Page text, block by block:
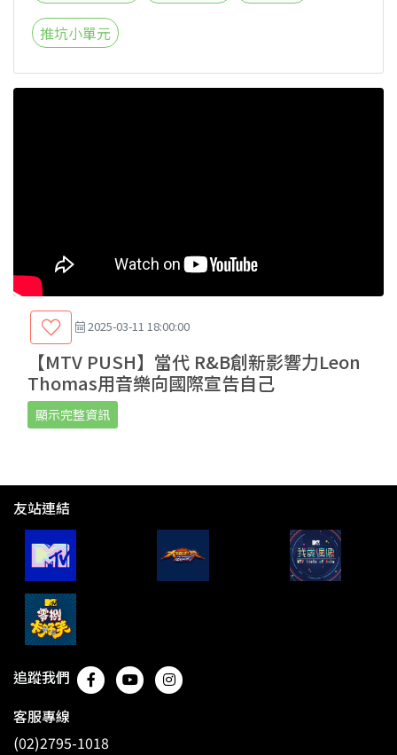
推坑小單元
2025-03-11 18:00:00
【MTV PUSH】當代 R&B創新影響力Leon
Thomas用音樂向國際宣告自己
顯示完整資訊
友站連結
追蹤我們
客服專線
(02)2795-1018